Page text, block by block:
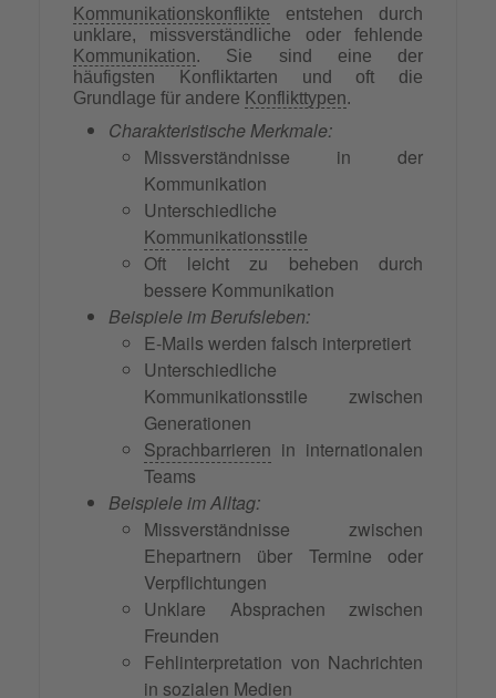
Kommunikationskonflikte entstehen durch
unklare, missverständliche oder fehlende
Kommunikation. Sie sind eine der
häufigsten Konfliktarten und oft die
Grundlage für andere Konflikttypen.
Charakteristische Merkmale:
Missverständnisse in der
Kommunikation
Unterschiedliche
Kommunikationsstile
Oft leicht zu beheben durch
bessere Kommunikation
Beispiele im Berufsleben:
E-Mails werden falsch interpretiert
Unterschiedliche
Kommunikationsstile zwischen
Generationen
Sprachbarrieren in internationalen
Teams
Beispiele im Alltag:
Missverständnisse zwischen
Ehepartnern über Termine oder
Verpflichtungen
Unklare Absprachen zwischen
Freunden
Fehlinterpretation von Nachrichten
in sozialen Medien